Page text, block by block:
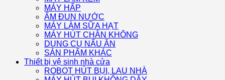
MÁY HẤP
ẤM ĐUN NƯỚC
MÁY LÀM SỮA HẠT
MÁY HÚT CHÂN KHÔNG
DỤNG CỤ NẤU ĂN
SẢN PHẨM KHÁC
Thiết bị vệ sinh nhà cửa
ROBOT HÚT BỤI, LAU NHÀ